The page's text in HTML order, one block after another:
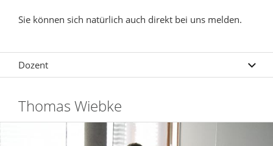
Sie können sich natürlich auch direkt bei uns melden.
Dozent
Thomas Wiebke